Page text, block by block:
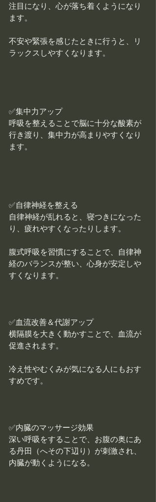
注目になり、心が落ち着くようになり
ます。
不安や緊張を感じたときに行うと、リ
ラックスしやすくなります。
✅集中力アップ
呼吸を整えることで脳に十分な酸素が
行き渡り、集中力が高まりやすくなり
ます。
✅自律神経を整える
自律神経が乱れると、寝つきになった
り、疲れやすくなったりします。
腹式呼吸を習慣にすることで、自律神
経のバランスが整い、心身が安定しや
すくなります。
✅血流改善＆代謝アップ
横隔膜を大きく動かすことで、血流が
促進されます。
冷え性やむくみが気になる人にもおす
すめです。
✅内臓のマッサージ効果
深い呼吸をすることで、お腹の奥にあ
る丹田（へその下辺り）が刺激され、
内臓が動くようになる。